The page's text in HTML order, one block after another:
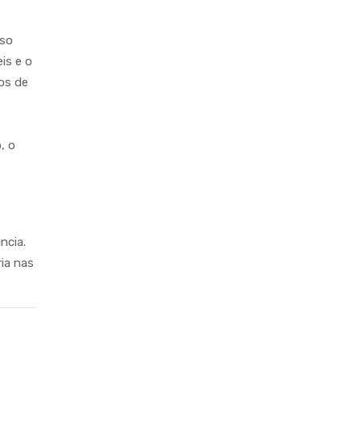
e o
de
o
nas